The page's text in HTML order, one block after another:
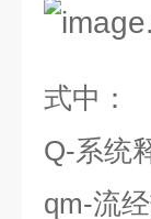
式中：
Q-系统
qm-流